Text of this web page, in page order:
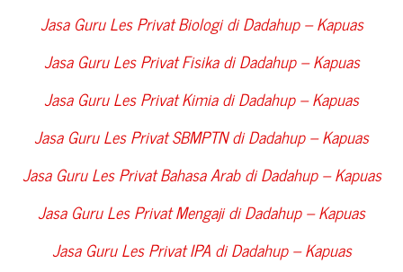
Jasa Guru Les Privat Biologi diDadahup – Kapuas
Jasa Guru Les Privat Fisika diDadahup – Kapuas
Jasa Guru Les Privat Kimia diDadahup – Kapuas
Jasa Guru Les Privat SBMPTN diDadahup – Kapuas
Jasa Guru Les Privat Bahasa Arab diDadahup – Kapuas
Jasa Guru Les Privat Mengaji diDadahup – Kapuas
Jasa Guru Les Privat IPA diDadahup – Kapuas